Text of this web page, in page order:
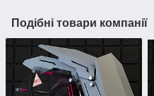
Подібні товари компанії